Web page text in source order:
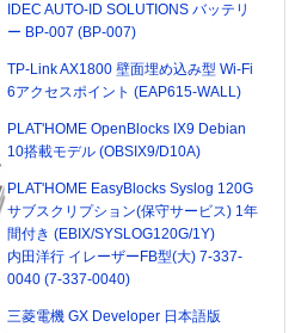
IDEC AUTO-ID SOLUTIONS バッテリ
ー BP-007 (BP-007)
TP-Link AX1800 壁面埋め込み型 Wi-Fi
6アクセスポイント (EAP615-WALL)
PLAT'HOME OpenBlocks IX9 Debian
10搭載モデル (OBSIX9/D10A)
PLAT'HOME EasyBlocks Syslog 120G
サブスクリプション(保守サービス) 1年
間付き (EBIX/SYSLOG120G/1Y)
内田洋行 イレーザーFB型(大) 7-337-
0040 (7-337-0040)
三菱電機 GX Developer 日本語版